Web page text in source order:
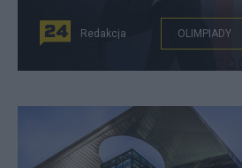
Redakcja OLIMPIADY